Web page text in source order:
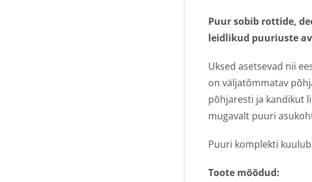
Puur sobib rottide,
leidlikud puuriuste
Uksed asetsevad nii
on väljatõmmatav
põhjaresti ja kandikut
mugavalt puuri
Puuri komplekti
Toote mõõdud: